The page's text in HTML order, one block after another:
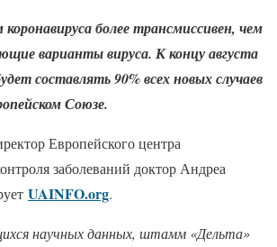
более трансмиссивен, чем
варианты вируса. К концу августа
составлять 90% всех новых случаев
Союзе.
Европейского центра
заболеваний доктор Андреа
UAINFO.org.
научных данных, штамм «Дельта»